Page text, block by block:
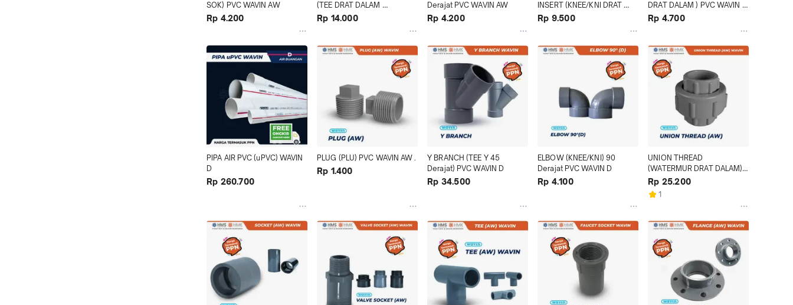
SOK) PVC WAVIN AW
Rp 4.200
(TEE DRAT DALAM
KUNINGAN) PVC WAVIN AW
Rp 14.000
Derajat PVC WAVIN AW
Rp 4.200
INSERT (KNEE/KNI DRAT
DALAM KUNINGAN) PVC
Rp 9.500
DRAT DALAM ) PVC WAVIN
AW
Rp 4.700
PIPA AIR PVC (uPVC) WAVIN
D
Rp 260.700
PLUG (PLU) PVC WAVIN AW .
Rp 1.400
Y BRANCH (TEE Y 45
Derajat) PVC WAVIN D
Rp 34.500
ELBOW (KNEE/KNI) 90
Derajat PVC WAVIN D
Rp 4.100
UNION THREAD
(WATERMUR DRAT DALAM)
PVC WAVIN AW
Rp 25.200
1